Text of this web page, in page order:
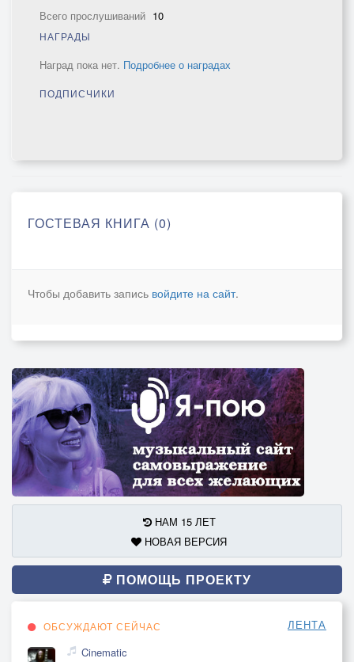
Всего прослушиваний 10
НАГРАДЫ
Наград пока нет. Подробнее о наградах
ПОДПИСЧИКИ
ГОСТЕВАЯ КНИГА (0)
Чтобы добавить запись войдите на сайт.
НАМ 15 ЛЕТ
НОВАЯ ВЕРСИЯ
ПОМОЩЬ ПРОЕКТУ
ОБСУЖДАЮТ СЕЙЧАС ЛЕНТА
Cinematic